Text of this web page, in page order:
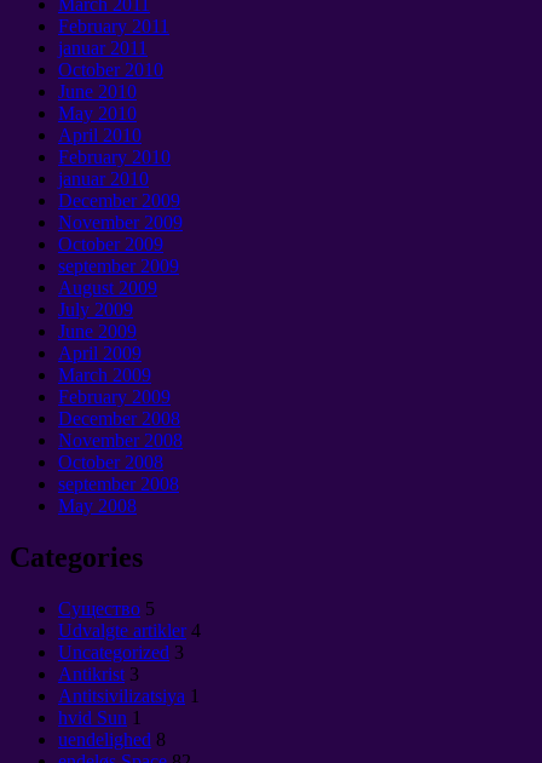
February 2011
januar 2011
October2010
June 2010
May 2010
April 2010
February 2010
januar 2010
December2009
November2009
October2009
september 2009
August 2009
July 2009
June 2009
April 2009
March 2009
February 2009
December2008
November2008
October2008
september 2008
May 2008
Categories
Cущество 5
Udvalgte artikler 4
Uncategorized 3
Antikrist 3
Antitsivilizatsiya 1
hvid Sun 1
uendelighed 8